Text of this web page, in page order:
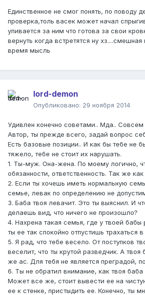
Единственное не смог понять, по поводу
проверка,толь васек может начал
упивается за ним что готова за свои
вернуть когда встретятся ну
время мысль
lord-demon
Опубликовано: 29 ноября 2014
Удивлен конечно советами.. Мда..
Автор, ты прежде всего, задай вопрос
Есть базовые позиции.. И как бы тебе не
тяжело, тебе не стоит их нарушать.
1. Ты-муж. Она-жена. По моему логично,
обязанности, ответственность. Так же
2. Если ты хочешь иметь нормальную
семье, левак по определению не
3. Баба твоя левачит. Это ты выяснил. И
делаешь вид, что ничего не произошло?
4. Нахрена такая семья, где у твоей бабы
ты ее так спокойно отпустишь трахаться
5. Я рад, что тебе весело. От поступков
веселит, что ты крутой разведчик. А твоя
же ас. Для тебя не является преградой,
6. Ты не обратил внимание, как твоя баба
Может все же, стоит вывести ее на
ее к стенке, пристыдить ее. Конечно, ты